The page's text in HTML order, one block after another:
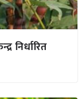
निर्धारित